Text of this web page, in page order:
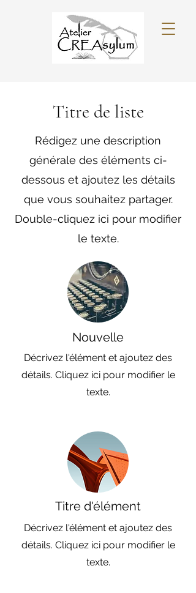
Titre de liste
Rédigez une description
générale des éléments ci-
dessous et ajoutez les détails
que vous souhaitez partager.
Double-cliquez ici pour modifier
le texte.
Nouvelle
Décrivez l'élément et ajoutez des
détails. Cliquez ici pour modifier le
texte.
Titre d'élément
Décrivez l'élément et ajoutez des
détails. Cliquez ici pour modifier le
texte.